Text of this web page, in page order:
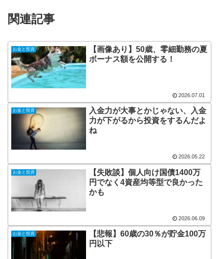
関連記事
お金と投資
【画像あり】50歳、零細勤務の夏
ボーナス額を公開する！
2026.07.01
お金と投資
入金力が大事とかじゃない、入金
力が下がるから投資をするんだよ
ね
2026.05.22
お金と投資
【失敗談】個人向け国債1400万
円でなく4資産均等型で良かった
かも
2026.06.09
お金と投資
【悲報】60歳の30％が貯金100万
円以下